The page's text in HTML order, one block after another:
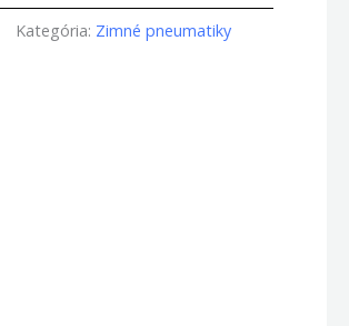
Kategória: Zimné pneumatiky